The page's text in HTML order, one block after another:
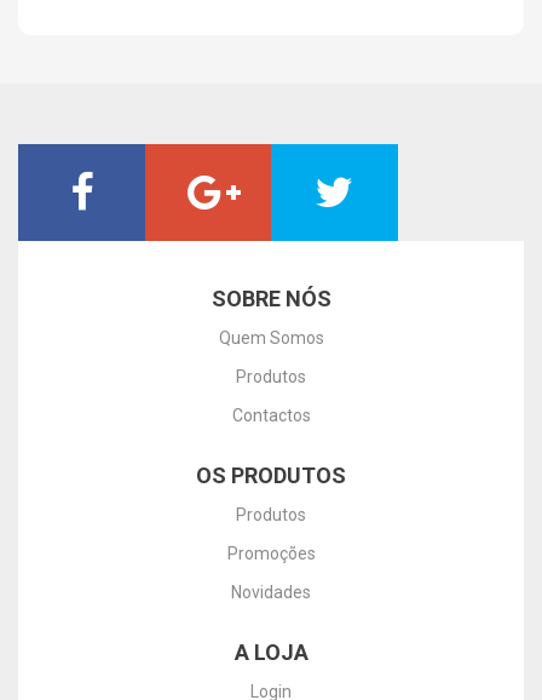
SOBRE NÓS
Quem Somos
Produtos
Contactos
OS PRODUTOS
Produtos
Promoções
Novidades
A LOJA
Login